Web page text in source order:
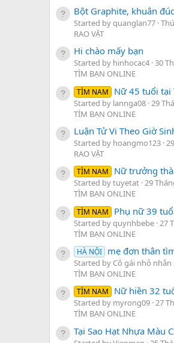
Bột Graphite, khuân
Started by quanglan77
RAO VẶT
Hi chào mấy bạn
Started by hinhocac4 30
TÌM BẠN ONLINE
TÌM NAM Nữ 45 tuổi
Started by lannga08 29
TÌM BẠN ONLINE
Luận Tử Vi Theo Giờ
Started by hoangmo123
RAO VẶT
TÌM NAM Nữ trưởng
Started by tuyetat 29
TÌM BẠN ONLINE
TÌM NAM Phụ nữ 39
Started by quynhbebe 27
TÌM BẠN ONLINE
HÀ NỘI mẹ đơn thân
Started by Cô gái nhỏ nhắn
TÌM BẠN ONLINE
TÌM NAM Nữ hiền 32
Started by myrong09 27
TÌM BẠN ONLINE
Tại Sao Hạt Nhựa Màu